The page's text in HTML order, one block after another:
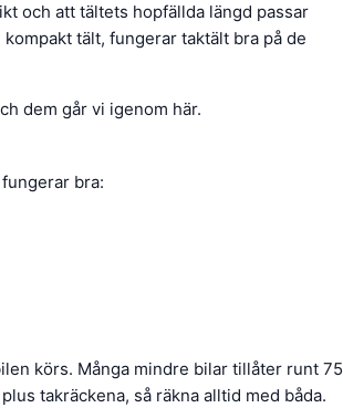
och att tältets hopfällda längd passar
tält, fungerar taktält bra på de
dem går vi igenom här.
bra:
körs. Många mindre bilar tillåter runt 75
takräckena, så räkna alltid med båda.